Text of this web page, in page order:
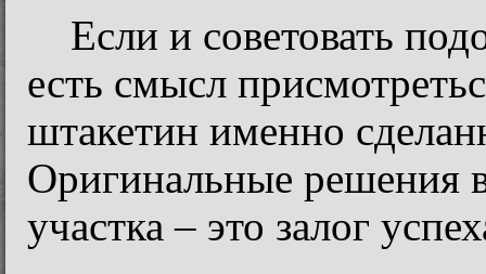
Если и советовать
есть смысл
штакетин именно
Оригинальные решения
участка – это залог